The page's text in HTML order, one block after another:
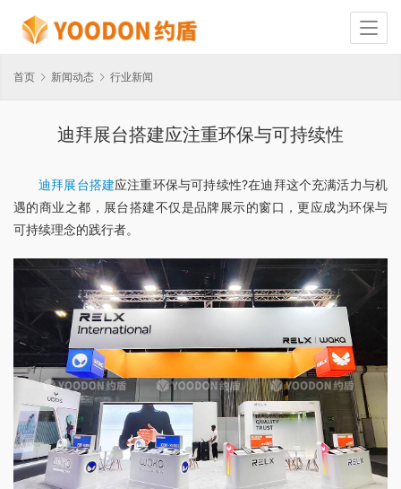
首页 新闻动态 行业新闻
迪拜展台搭建应注重环保与可持续性
迪拜展台搭建应注重环保与可持续性?在迪拜这个充满活力与机
遇的商业之都，展台搭建不仅是品牌展示的窗口，更应成为环保与
可持续理念的践行者。